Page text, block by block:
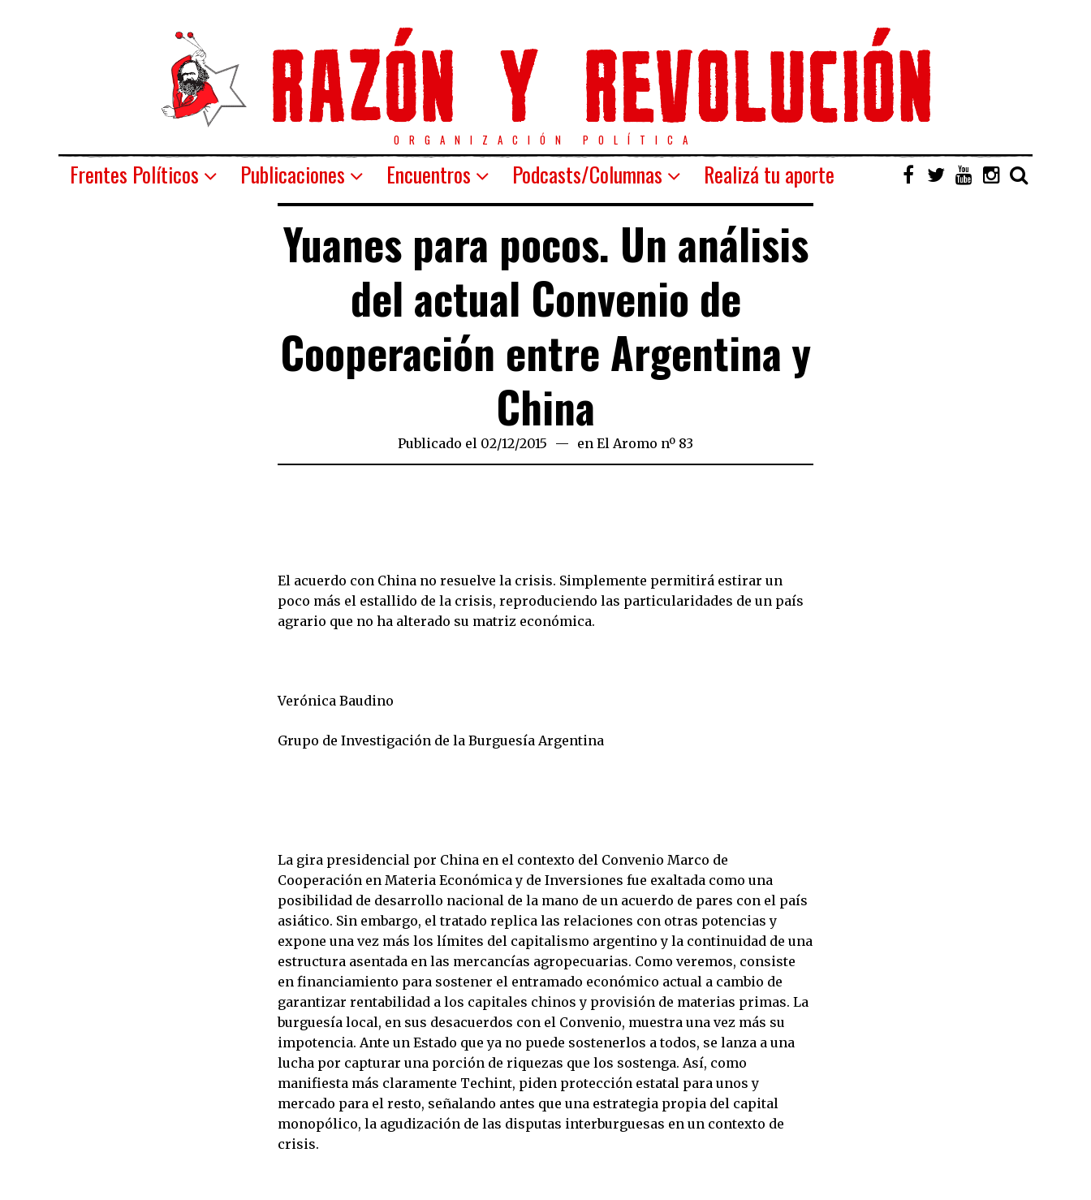
ORGANIZACIÓN POLÍTICA
Frentes Políticos Publicaciones Encuentros Podcasts/Columnas Realizá tu aporte
Yuanes para pocos. Un análisis
del actual Convenio de
Cooperación entre Argentina y
China
Publicado el 02/12/2015 en El Aromo nº 83
El acuerdo con China no resuelve la crisis. Simplemente permitirá estirar un
poco más el estallido de la crisis, reproduciendo las particularidades de un país
agrario que no ha alterado su matriz económica.
Verónica Baudino
Grupo de Investigación de la Burguesía Argentina
La gira presidencial por China en el contexto del Convenio Marco de
Cooperación en Materia Económica y de Inversiones fue exaltada como una
posibilidad de desarrollo nacional de la mano de un acuerdo de pares con el país
asiático. Sin embargo, el tratado replica las relaciones con otras potencias y
expone una vez más los límites del capitalismo argentino y la continuidad de una
estructura asentada en las mercancías agropecuarias. Como veremos, consiste
en financiamiento para sostener el entramado económico actual a cambio de
garantizar rentabilidad a los capitales chinos y provisión de materias primas. La
burguesía local, en sus desacuerdos con el Convenio, muestra una vez más su
impotencia. Ante un Estado que ya no puede sostenerlos a todos, se lanza a una
lucha por capturar una porción de riquezas que los sostenga. Así, como
manifiesta más claramente Techint, piden protección estatal para unos y
mercado para el resto, señalando antes que una estrategia propia del capital
monopólico, la agudización de las disputas interburguesas en un contexto de
crisis.